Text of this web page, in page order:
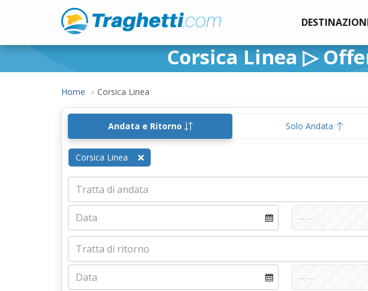
Corsica Linea ▷
Home Corsica Linea
Andata e Ritorno Solo Andata
Corsica Linea